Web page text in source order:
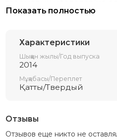
теориялық мәселелеріне
саласында қызмет етіп
Показать полностью
Характеристики
Шыққан жылы/Год выпуска
2014
Мұқабасы/Переплет
Қатты/Твердый
Отзывы
Отзывов еще никто не